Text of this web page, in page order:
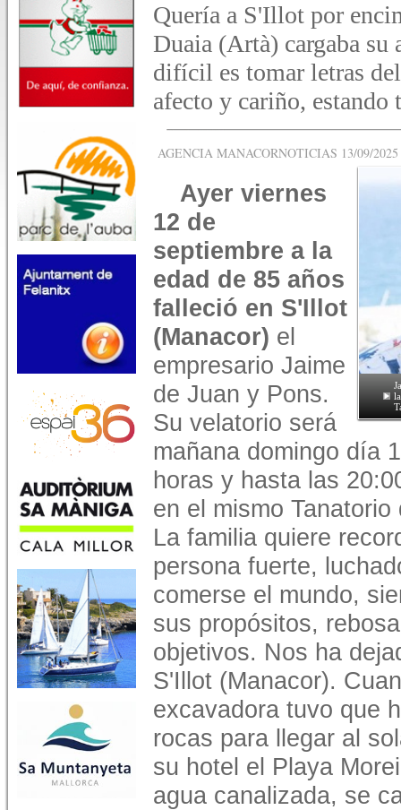
Quería a S'Illot por
Duaia (Artà) cargaba
difícil es tomar letras
afecto y cariño, estando
AGENCIA MANACORNOTICIAS 13/09/
Ayer viernes
12 de
septiembre a la
edad de 85 años
falleció en S'Illot
(Manacor) el
empresario Jaime
de Juan y Pons.
Su velatorio será
mañana domingo día
horas y hasta las
en el mismo
La familia quiere
persona fuerte,
comerse el mundo,
sus propósitos,
objetivos. Nos ha
S'Illot (Manacor).
excavadora tuvo que
rocas para llegar al
su hotel el Playa
agua canalizada, se